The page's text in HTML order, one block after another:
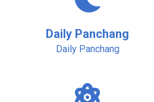
Daily Panchang
Daily Panchang